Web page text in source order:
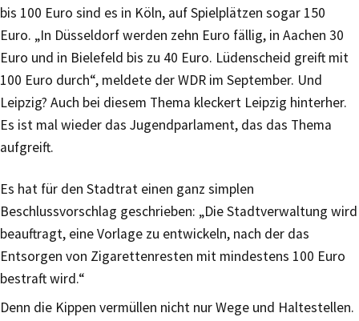
bis 100 Euro sind es in Köln, auf Spielplätzen sogar 150
Euro. „In Düsseldorf werden zehn Euro fällig, in Aachen 30
Euro und in Bielefeld bis zu 40 Euro. Lüdenscheid greift mit
100 Euro durch“, meldete der WDR im September. Und
Leipzig? Auch bei diesem Thema kleckert Leipzig hinterher.
Es ist mal wieder das Jugendparlament, das das Thema
aufgreift.
Es hat für den Stadtrat einen ganz simplen
Beschlussvorschlag geschrieben: „Die Stadtverwaltung wird
beauftragt, eine Vorlage zu entwickeln, nach der das
Entsorgen von Zigarettenresten mit mindestens 100 Euro
bestraft wird.“
Denn die Kippen vermüllen nicht nur Wege und Haltestellen.